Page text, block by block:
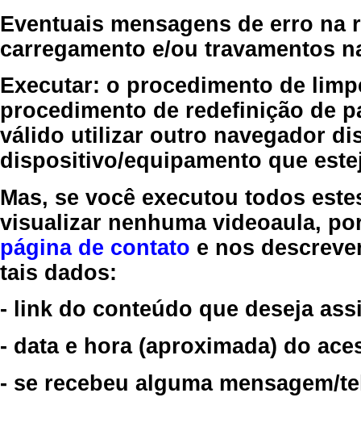
Eventuais mensagens de erro
carregamento e/ou travamentos
Executar: o procedimento de
procedimento de redefinição de
válido utilizar outro navegador
dispositivo/equipamento que
Mas, se você executou todos
visualizar nenhuma videoaula,
página de contato e nos
tais dados:
- link do conteúdo que deseja
- data e hora (aproximada) do
- se recebeu alguma mensagem/